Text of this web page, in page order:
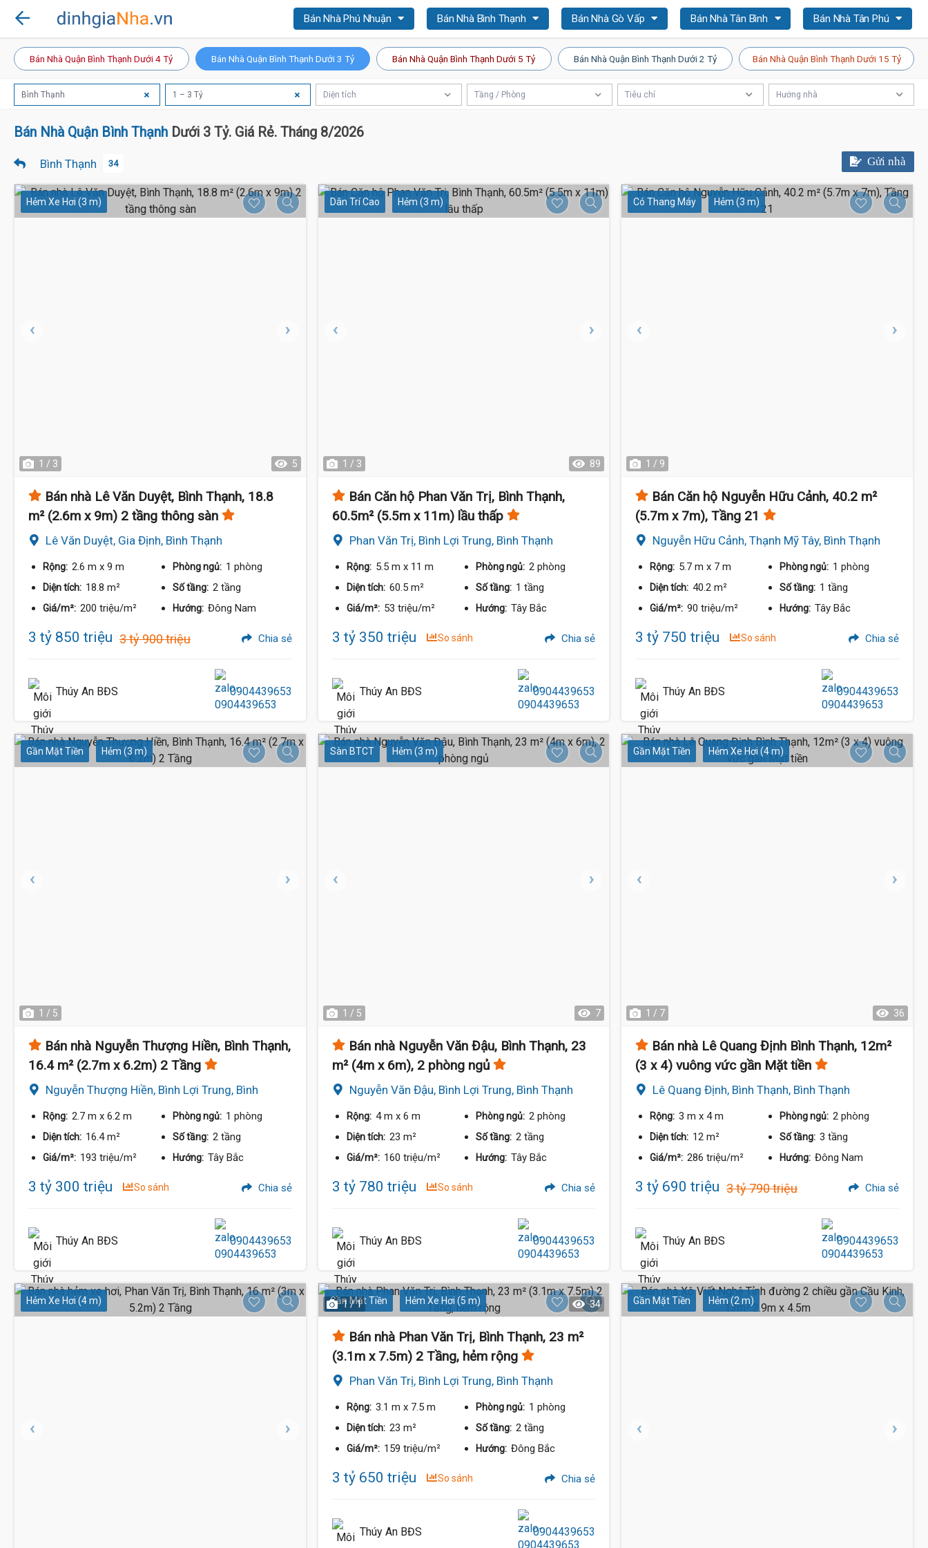
Bán Nhà Phú Nhuận Bán Nhà Bình Thạnh Bán Nhà Gò Vấp Bán Nhà Tân Bình Bán Nhà Tân Phú
Bán Nhà Quận Bình Thạnh Dưới 4 Tỷ Bán Nhà Quận Bình Thạnh Dưới 3 Tỷ Bán Nhà Quận Bình Thạnh Dưới 5 Tỷ Bán Nhà Quận Bình Thạnh Dưới 2 Tỷ Bán Nhà Quận Bình Thạnh Dưới 15 Tỷ
Bình Thạnh 1 – 3 Tỷ Diện tích Tầng / Phòng Tiêu chí Hướng nhà
Bán Nhà Quận Bình Thạnh Dưới 3 Tỷ. Giá Rẻ. Tháng 8/2026
Gửi nhà
Bình Thạnh 34
Hẻm Xe Hơi (3 m)
1 / 3 5
Bán nhà Lê Văn Duyệt, Bình Thạnh, 18.8
m² (2.6m x 9m) 2 tầng thông sàn
Lê Văn Duyệt, Gia Định, Bình Thạnh
Rộng: 2.6 m x 9 m Phòng ngủ: 1 phòng
Diện tích: 18.8 m² Số tầng: 2 tầng
Giá/m²: 200 triệu/m² Hướng: Đông Nam
3 tỷ 850 triệu 3 tỷ 900 triệu Chia sẻ
Thúy An BĐS 0904439653
Dân Trí Cao Hẻm (3 m)
1 / 3 89
Bán Căn hộ Phan Văn Trị, Bình Thạnh,
60.5m² (5.5m x 11m) lầu thấp
Phan Văn Trị, Bình Lợi Trung, Bình Thạnh
Rộng: 5.5 m x 11 m Phòng ngủ: 2 phòng
Diện tích: 60.5 m² Số tầng: 1 tầng
Giá/m²: 53 triệu/m² Hướng: Tây Bắc
3 tỷ 350 triệu So sánh Chia sẻ
Thúy An BĐS 0904439653
Có Thang Máy Hẻm (3 m)
1 / 9
Bán Căn hộ Nguyễn Hữu Cảnh, 40.2 m²
(5.7m x 7m), Tầng 21
Nguyễn Hữu Cảnh, Thạnh Mỹ Tây, Bình Thạnh
Rộng: 5.7 m x 7 m Phòng ngủ: 1 phòng
Diện tích: 40.2 m² Số tầng: 1 tầng
Giá/m²: 90 triệu/m² Hướng: Tây Bắc
3 tỷ 750 triệu So sánh Chia sẻ
Thúy An BĐS 0904439653
Gần Mặt Tiền Hẻm (3 m)
1 / 5
Bán nhà Nguyễn Thượng Hiền, Bình Thạnh,
16.4 m² (2.7m x 6.2m) 2 Tầng
Nguyễn Thượng Hiền, Bình Lợi Trung, Bình
Rộng: 2.7 m x 6.2 m Phòng ngủ: 1 phòng
Diện tích: 16.4 m² Số tầng: 2 tầng
Giá/m²: 193 triệu/m² Hướng: Tây Bắc
3 tỷ 300 triệu So sánh Chia sẻ
Thúy An BĐS 0904439653
Sàn BTCT Hẻm (3 m)
1 / 5 7
Bán nhà Nguyễn Văn Đậu, Bình Thạnh, 23
m² (4m x 6m), 2 phòng ngủ
Nguyễn Văn Đậu, Bình Lợi Trung, Bình Thạnh
Rộng: 4 m x 6 m Phòng ngủ: 2 phòng
Diện tích: 23 m² Số tầng: 2 tầng
Giá/m²: 160 triệu/m² Hướng: Tây Bắc
3 tỷ 780 triệu So sánh Chia sẻ
Thúy An BĐS 0904439653
Gần Mặt Tiền Hẻm Xe Hơi (4 m)
1 / 7 36
Bán nhà Lê Quang Định Bình Thạnh, 12m²
(3 x 4) vuông vức gần Mặt tiền
Lê Quang Định, Bình Thạnh, Bình Thạnh
Rộng: 3 m x 4 m Phòng ngủ: 2 phòng
Diện tích: 12 m² Số tầng: 3 tầng
Giá/m²: 286 triệu/m² Hướng: Đông Nam
3 tỷ 690 triệu 3 tỷ 790 triệu Chia sẻ
Thúy An BĐS 0904439653
Hẻm Xe Hơi (4 m) Gần Mặt Tiền Hẻm Xe Hơi (5 m)
1 / 1 34
Bán nhà Phan Văn Trị, Bình Thạnh, 23 m²
(3.1m x 7.5m) 2 Tầng, hẻm rộng
Phan Văn Trị, Bình Lợi Trung, Bình Thạnh
Rộng: 3.1 m x 7.5 m Phòng ngủ: 1 phòng
Diện tích: 23 m² Số tầng: 2 tầng
Giá/m²: 159 triệu/m² Hướng: Đông Bắc
3 tỷ 650 triệu So sánh Chia sẻ
Thúy An BĐS 0904439653
Gần Mặt Tiền Hẻm (2 m)
3.55 Tỷ
3.4 Tỷ